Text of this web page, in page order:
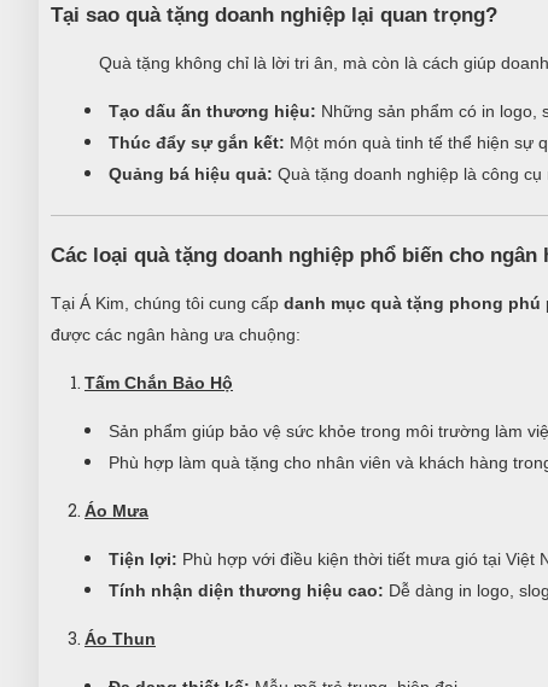
Tại sao quà tặng doanh nghiệp lại quan trọng?
Quà tặng không chỉ là lời tri ân, mà còn là cách giúp
Tạo dấu ấn thương hiệu: Những sản phẩm có in logo,
Thúc đẩy sự gắn kết: Một món quà tinh tế thể hiện sự
Quảng bá hiệu quả: Quà tặng doanh nghiệp là công
Các loại quà tặng doanh nghiệp phổ biến cho ngân
Tại Á Kim, chúng tôi cung cấp danh mục quà tặng phong phú
được các ngân hàng ưa chuộng:
Tấm Chắn Bảo Hộ
Sản phẩm giúp bảo vệ sức khỏe trong môi trường làm
Phù hợp làm quà tặng cho nhân viên và khách hàng
Áo Mưa
Tiện lợi: Phù hợp với điều kiện thời tiết mưa gió tại Việt
Tính nhận diện thương hiệu cao: Dễ dàng in logo,
Áo Thun